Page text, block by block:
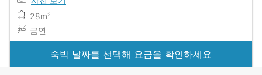
28m²
금연
숙박 날짜를 선택해 요금을 확인하세요